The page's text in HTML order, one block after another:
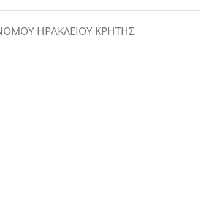
ΗΡΑΚΛΕΙΟΥ ΚΡΗΤΗΣ